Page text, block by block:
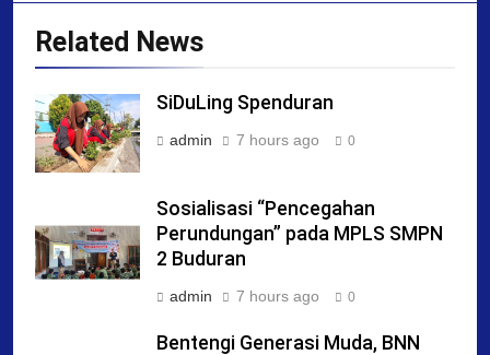
Related News
SiDuLing Spenduran
admin 7 hours ago 0
Sosialisasi “Pencegahan
Perundungan” pada MPLS SMPN
2 Buduran
admin 7 hours ago 0
Bentengi Generasi Muda, BNN